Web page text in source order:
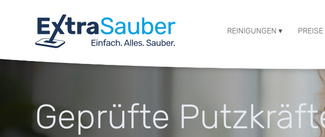
REINIGUNGEN ▾
PREISE
Geprüfte